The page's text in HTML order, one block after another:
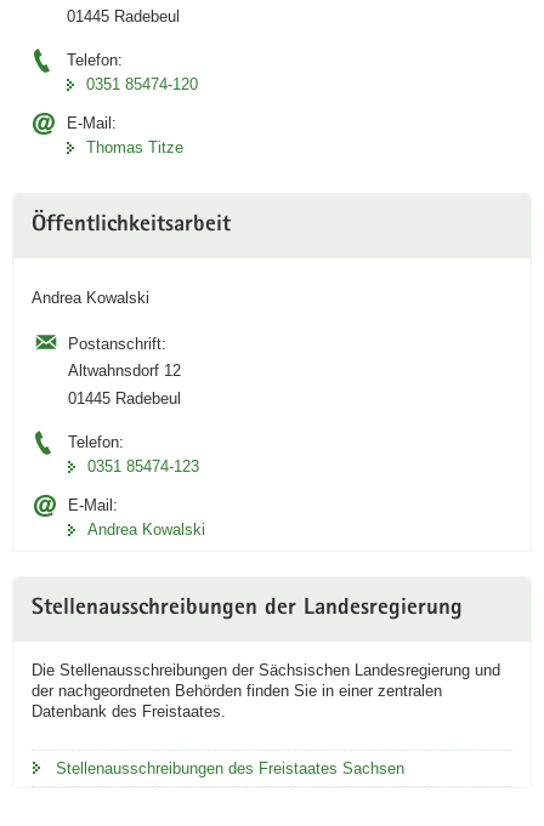
01445 Radebeul
Telefon:
0351 85474-120
E-Mail:
Thomas Titze
Öffentlichkeitsarbeit
Andrea Kowalski
Postanschrift:
Altwahnsdorf 12
01445 Radebeul
Telefon:
0351 85474-123
E-Mail:
Andrea Kowalski
Stellenausschreibungen der Landesregierung
Die Stellenausschreibungen der Sächsischen Landesregierung und
der nachgeordneten Behörden finden Sie in einer zentralen
Datenbank des Freistaates.
Stellenausschreibungen des Freistaates Sachsen